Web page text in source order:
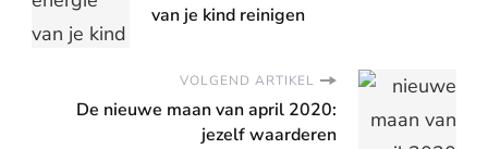
van je kind reinigen
VOLGEND ARTIKEL
De nieuwe maan van april 2020:
jezelf waarderen